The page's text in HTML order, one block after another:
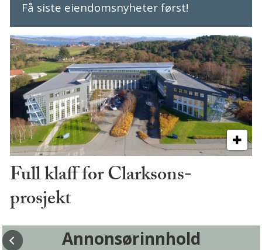
Få siste eiendomsnyheter først!
Full klaff for Clarksons-
prosjekt
Annonsørinnhold